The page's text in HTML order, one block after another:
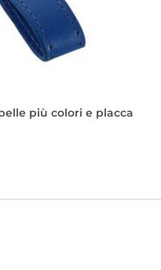
più colori e placca